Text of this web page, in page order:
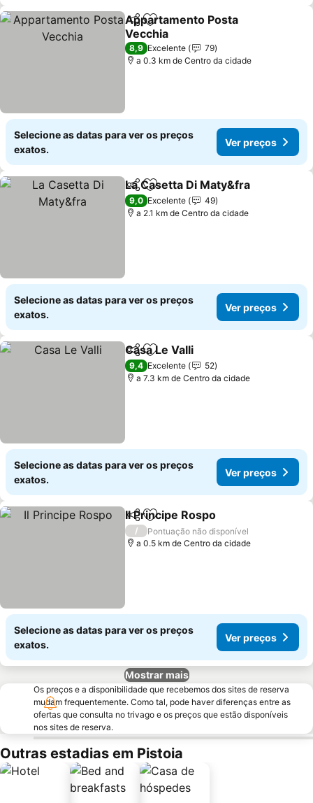
PartilharAdicionar aos favoritos
Appartamento Posta
Vecchia
Ver preços
8,9 Excelente
79
a 0.3 km de Centro da cidade
Selecione as datas para ver os preços
exatos.
Ver preços
PartilharAdicionar aos favoritos
La Casetta Di Maty&fra
9,0 Excelente
49
a 2.1 km de Centro da cidade
Selecione as datas para ver os preços
exatos.
Ver preços
PartilharAdicionar aos favoritos
Casa Le Valli
9,4 Excelente
52
a 7.3 km de Centro da cidade
Selecione as datas para ver os preços
exatos.
Ver preços
PartilharAdicionar aos favoritos
Il Principe Rospo
/
Pontuação não disponível
a 0.5 km de Centro da cidade
Selecione as datas para ver os preços
exatos.
Ver preços
Mostrar mais
Os preços e a disponibilidade que recebemos dos sites de reserva
mudam frequentemente. Como tal, pode haver diferenças entre as
ofertas que consulta no trivago e os preços que estão disponíveis
nos sites de reserva.
Outras estadias em Pistoia